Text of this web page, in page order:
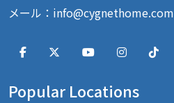
メール： info@cygnethome.com
Popular Locations